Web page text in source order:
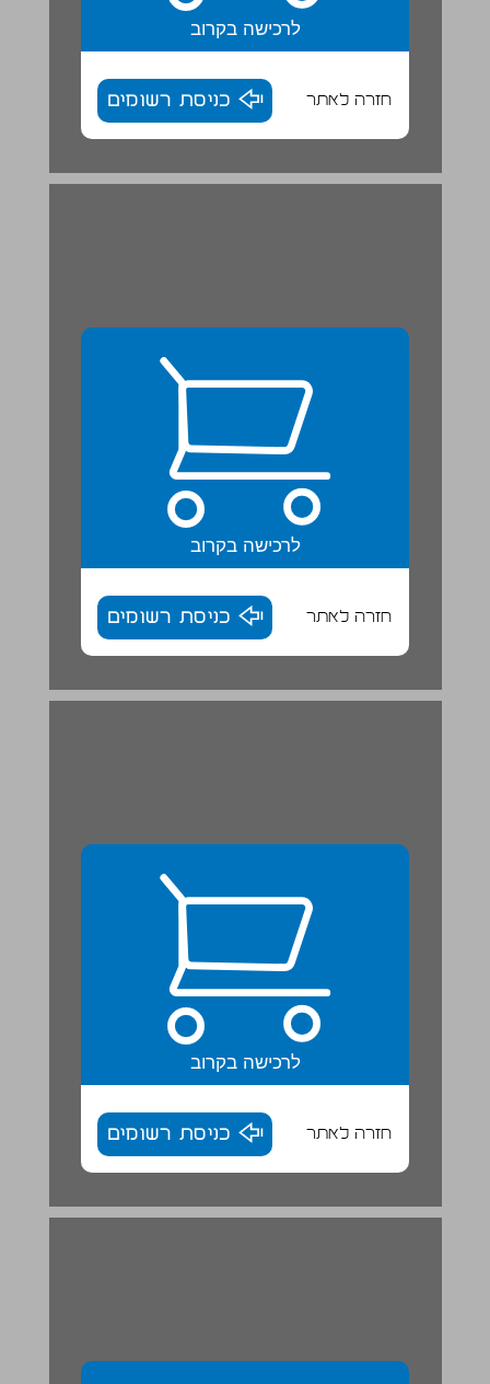
לרכישה בקרוב
חזרה לאתר כניסת רשומים
לרכישה בקרוב
חזרה לאתר כניסת רשומים
לרכישה בקרוב
חזרה לאתר כניסת רשומים
4. בּוֹאוּ נְדַבֵּר עַל הַתְחָלוֹת | עִבְרִית דְבוּרָה ... 20